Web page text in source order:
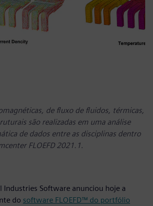
de fluxo de fluidos, térmicas,
são realizadas em uma análise
de dados entre as disciplinas dentro
FLOEFD 2021.1.
Industries Software anunciou hoje a
do software FLOEFD™ do portfólio